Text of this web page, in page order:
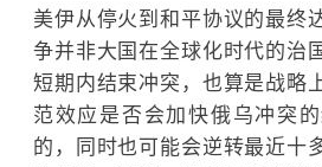
美伊从停火到和平协议的最终
争并非大国在全球化时代的治
短期内结束冲突，也算是战略
范效应是否会加快俄乌冲突
的，同时也可能会逆转最近十